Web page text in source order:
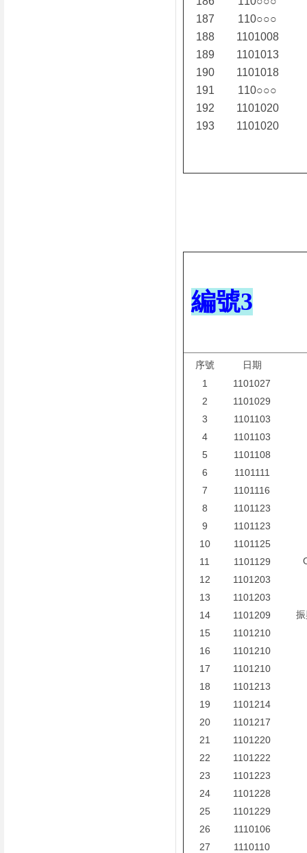
187
110○○○
188
1101008
189
1101013
190
1101018
191
110○○○
192
1101020
193
1101020
編號3
序號
日期
1
1101027
2
1101029
3
1101103
4
1101103
5
1101108
6
1101111
7
1101116
8
1101123
9
1101123
10
1101125
11
1101129
12
1101203
13
1101203
14
1101209
15
1101210
16
1101210
17
1101210
18
1101213
19
1101214
20
1101217
21
1101220
22
1101222
23
1101223
24
1101228
25
1101229
26
1110106
27
1110110